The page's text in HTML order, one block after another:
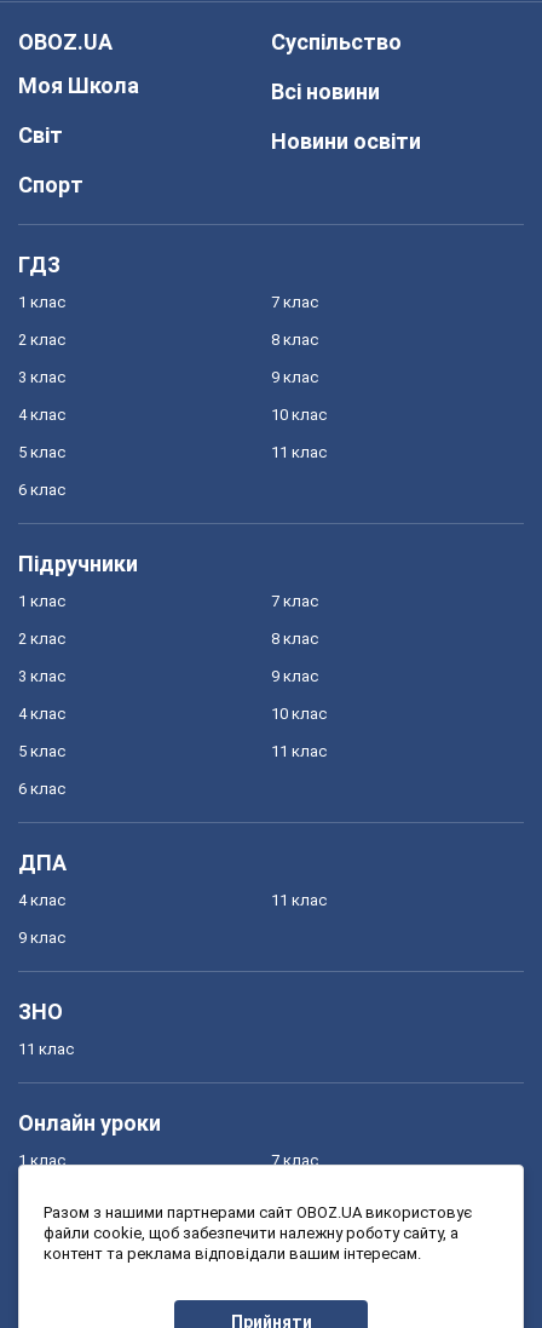
OBOZ.UA
Моя Школа
Світ
Спорт
Суспільство
Всі новини
Новини освіти
ГДЗ
1 клас
2 клас
3 клас
4 клас
5 клас
6 клас
7 клас
8 клас
9 клас
10 клас
11 клас
Підручники
1 клас
2 клас
3 клас
4 клас
5 клас
6 клас
7 клас
8 клас
9 клас
10 клас
11 клас
ДПА
4 клас
9 клас
11 клас
ЗНО
11 клас
Онлайн уроки
1 клас
3 клас
7 клас
9 клас
Разом з нашими партнерами сайт OBOZ.UA використовує
файли cookie, щоб забезпечити належну роботу сайту, а
контент та реклама відповідали вашим інтересам.
Прийняти